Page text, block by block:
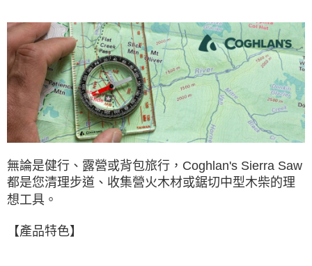
每筆NT$60，滿NT$490(含以上)免運費
7-11取貨付款
每筆NT$60，滿NT$490(含以上)免運費
付款後7-11取貨
每筆NT$60，滿NT$490(含以上)免運費
每筆NT$80，滿NT$490(含以上)免運費
離島宅配
付款後門市自取
無論是健行、露營或背包旅行，Coghlan's Sierra Saw
都是您清理步道、收集營火木材或鋸切中型木柴的理
想工具。
【產品特色】